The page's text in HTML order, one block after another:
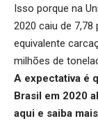
Isso porque na
2020 caiu de
equivalente
milhões de
A expectativa é
Brasil em 2020
aqui e saiba